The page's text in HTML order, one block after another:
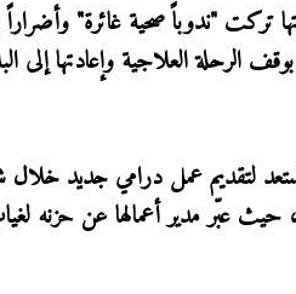
تركت "ندوباً صحية غائرة" وأضراراً
الرحلة العلاجية وإعادتها
لتقديم عمل درامي جديد خلال
حيث عبّر مدير أعمالها عن حزنه